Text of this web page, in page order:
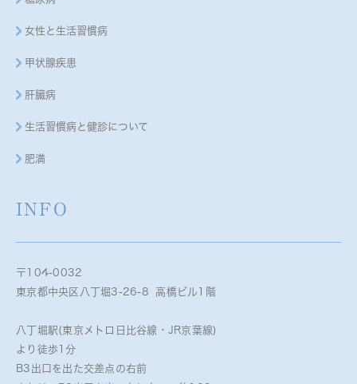
女性と生活習慣病
甲状腺疾患
肝臓病
生活習慣病と健診について
肥満
INFO
〒104-0032
東京都中央区八丁堀3-26-8 高橋ビル1階
八丁堀駅(東京メトロ日比谷線・JR京葉線)
より徒歩1分
B3出口を出た交差点の右前